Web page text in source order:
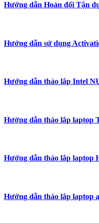
Hướng dẫn Hoán đổi Tận
Hướng dẫn sử dụng
Hướng dẫn tháo lắp Intel
Hướng dẫn tháo lắp laptop
Hướng dẫn tháo lắp laptop
Hướng dẫn tháo lắp laptop